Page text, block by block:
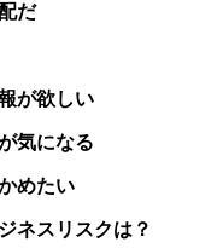
だ
が欲しい
気になる
めたい
ネスリスクは？